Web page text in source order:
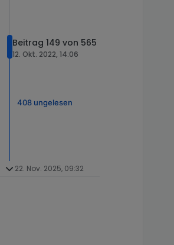
Beitrag 149 von 565
12. Okt. 2022, 14:06
408 ungelesen
22. Nov. 2025, 09:32